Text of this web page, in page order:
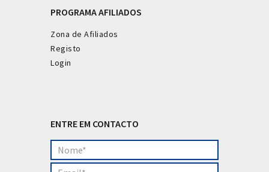
PROGRAMA AFILIADOS
Zona de Afiliados
Registo
Login
ENTRE EM CONTACTO